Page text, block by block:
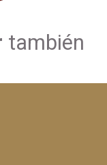
también